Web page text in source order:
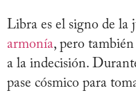
Libra es el signo de la
armonía, pero
a la indecisión.
pase cósmico para